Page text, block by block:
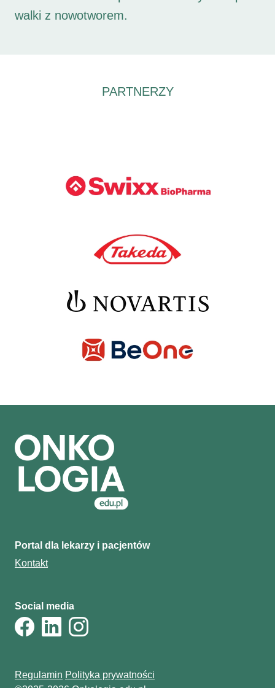
walki z nowotworem.
PARTNERZY
Portal dla lekarzy i pacjentów
Kontakt
Social media
Regulamin Polityka prywatności